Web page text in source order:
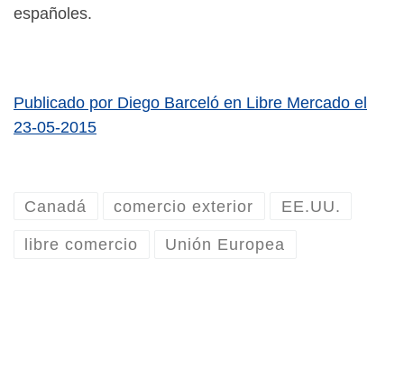
españoles.
Publicado por Diego Barceló en Libre Mercado el
23-05-2015
Canadá comercio exterior EE.UU.
libre comercio Unión Europea